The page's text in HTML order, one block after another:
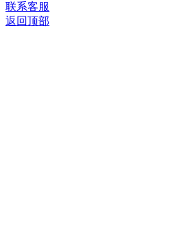
联系客服
返回顶部